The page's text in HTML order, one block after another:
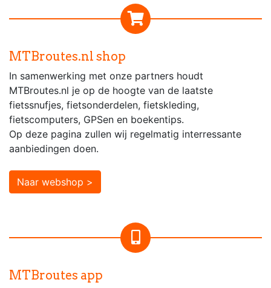
MTBroutes.nl shop
In samenwerking met onze partners houdt
MTBroutes.nl je op de hoogte van de laatste
fietssnufjes, fietsonderdelen, fietskleding,
fietscomputers, GPSen en boekentips.
Op deze pagina zullen wij regelmatig interressante
aanbiedingen doen.
Naar webshop >
MTBroutes app